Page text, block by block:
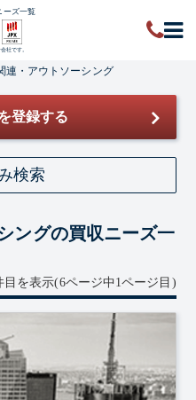
ーズ一覧
社です。
連・アウトソーシング
登録する
検索
ングの買収ニーズ一
目を表示(6ページ中1ページ目)